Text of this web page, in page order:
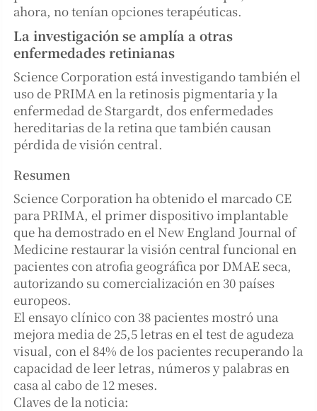
ahora, no tenían opciones terapéuticas.
La investigación se amplía a otras
enfermedades retinianas
Science Corporation está investigando también el
uso de PRIMA en la retinosis pigmentaria y la
enfermedad de Stargardt, dos enfermedades
hereditarias de la retina que también causan
pérdida de visión central.
Resumen
Science Corporation ha obtenido el marcado CE
para PRIMA, el primer dispositivo implantable
que ha demostrado en el New England Journal of
Medicine restaurar la visión central funcional en
pacientes con atrofia geográfica por DMAE seca,
autorizando su comercialización en 30 países
europeos.
El ensayo clínico con 38 pacientes mostró una
mejora media de 25,5 letras en el test de agudeza
visual, con el 84% de los pacientes recuperando la
capacidad de leer letras, números y palabras en
casa al cabo de 12 meses.
Claves de la noticia: